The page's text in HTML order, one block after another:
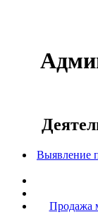
Выявление
Продажа